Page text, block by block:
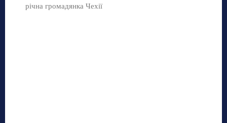
річна громадянка Чехії